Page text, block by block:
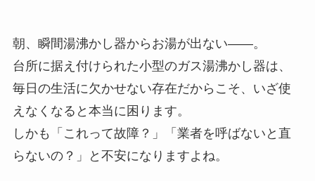
朝、瞬間湯沸かし器からお湯が出ない――。
台所に据え付けられた小型のガス湯沸かし器は、
毎日の生活に欠かせない存在だからこそ、いざ使
えなくなると本当に困ります。
しかも「これって故障？」「業者を呼ばないと直
らないの？」と不安になりますよね。